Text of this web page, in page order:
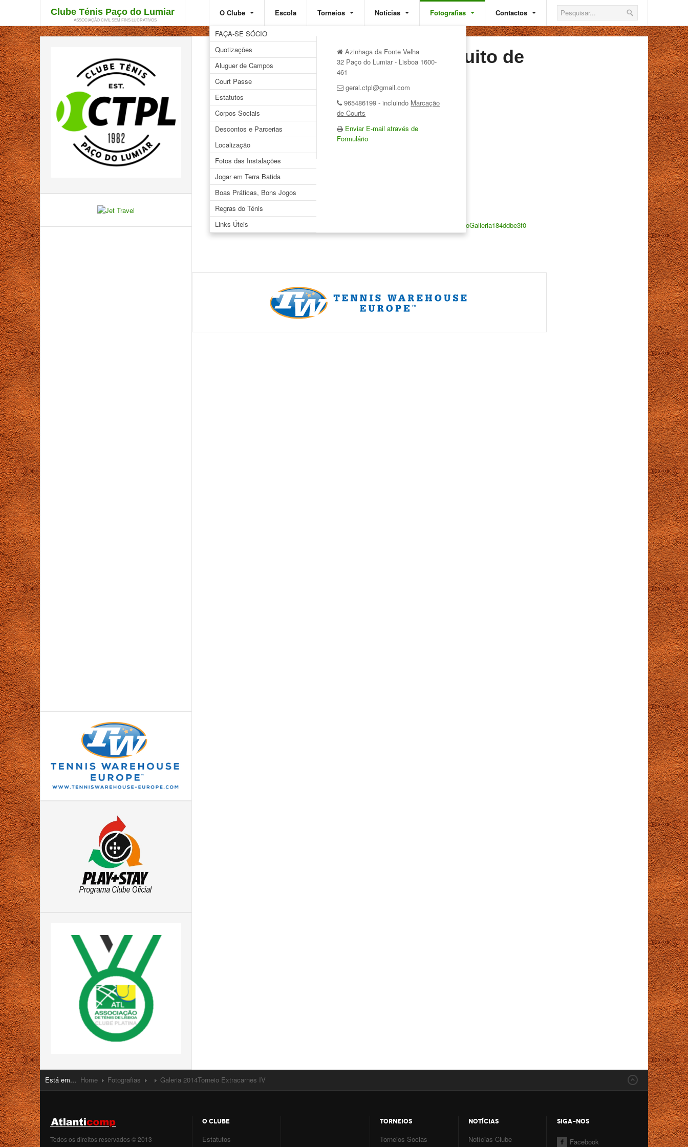
Clube Ténis Paço do Lumiar
ASSOCIAÇÃO CIVIL SEM FINS LUCRATIVOS
O Clube
FAÇA-SE SÓCIO
Quotizações
Aluguer de Campos
Court Passe
Estatutos
Corpos Sociais
Descontos e Parcerias
Localização
Fotos das Instalações
Jogar em Terra Batida
Boas Práticas, Bons Jogos
Regras do Ténis
Links Úteis
Azinhaga da Fonte Velha
32 Paço do Lumiar - Lisboa 1600-
461
geral.ctpl@gmail.com
965486199 - incluindo Marcação
de Courts
Enviar E-mail através de
Formulário
Escola Torneios Notícias Fotografias Contactos
Torneio Extracarnes IV - Circuito de
Veteranos CTPL/ETFM
{nomultithumb}
View the embedded image gallery online at:
http://www.tenislumiar.com/fotografias/galerias-2014/torneio-extracarnes-iv.html#sigProGalleria184ddbe3f0
Está em... Home Fotografias Galeria 2014Torneio Extracarnes IV
Todos os direitos reservados © 2013
O CLUBE
Estatutos
TORNEIOS
Torneios Socias
NOTÍCIAS
Notícias Clube
SIGA-NOS
Facebook